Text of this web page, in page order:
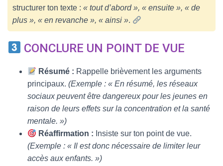
structurer ton texte : « tout d’abord », « ensuite », « de
plus », « en revanche », « ainsi ».
CONCLURE UN POINT DE VUE
Résumé : Rappelle brièvement les arguments
principaux. (Exemple : « En résumé, les réseaux
sociaux peuvent être dangereux pour les jeunes en
raison de leurs effets sur la concentration et la santé
mentale. »)
Réaffirmation : Insiste sur ton point de vue.
(Exemple : « Il est donc nécessaire de limiter leur
accès aux enfants. »)